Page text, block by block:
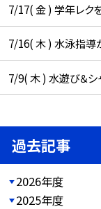
7/17( 金 ) 学年レク
7/16( 木 ) 水泳指導
7/9( 木 ) 水遊び＆シ
過去記事
2026年度
2025年度